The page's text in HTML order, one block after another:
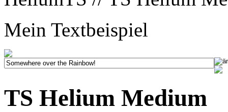
Mein Textbeispiel
TS Helium Medium